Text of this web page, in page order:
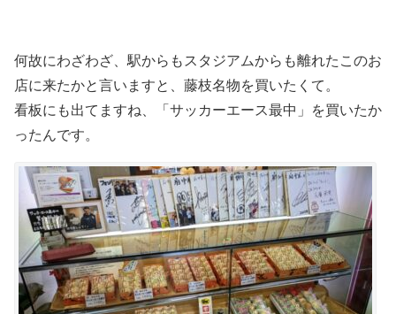
何故にわざわざ、駅からもスタジアムからも離れたこのお
店に来たかと言いますと、藤枝名物を買いたくて。
看板にも出てますね、「サッカーエース最中」を買いたか
ったんです。